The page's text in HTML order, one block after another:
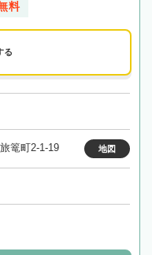
料
る
篭町2-1-19 地図